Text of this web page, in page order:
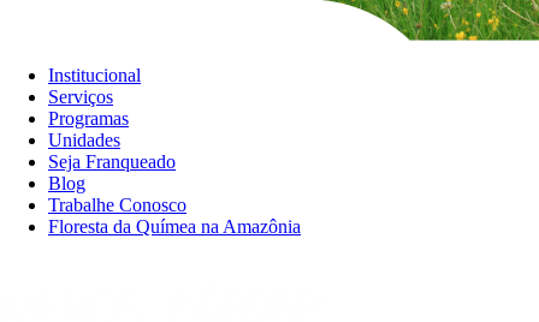
Institucional
Serviços
Programas
Unidades
Seja Franqueado
Blog
Trabalhe Conosco
Floresta da Químea na Amazônia